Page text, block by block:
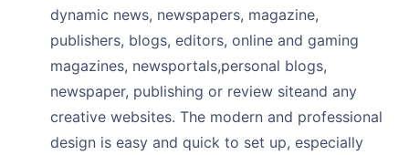
dynamic news, newspapers, magazine,
publishers, blogs, editors, online and gaming
magazines, newsportals,personal blogs,
newspaper, publishing or review siteand any
creative websites. The modern and professional
design is easy and quick to set up, especially